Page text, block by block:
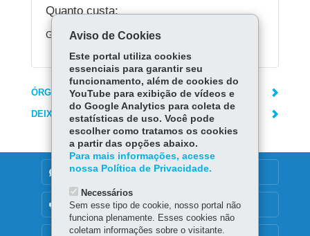
Quanto custa:
Gratuito
ÓRGÃO RESPONSÁVEL
DEIXE SUA OPINIÃO
DENUNCIE CORRUPÇÃO
OUVIDORIA
Aviso de Cookies
Este portal utiliza cookies
essenciais para garantir seu
funcionamento, além de cookies do
YouTube para exibição de vídeos e
do Google Analytics para coleta de
estatísticas de uso. Você pode
escolher como tratamos os cookies
a partir das opções abaixo.
Para mais informações, acesse
nossa Política de Privacidade.
Necessários
Sem esse tipo de cookie, nosso portal não
funciona plenamente. Esses cookies não
coletam informações sobre o visitante.